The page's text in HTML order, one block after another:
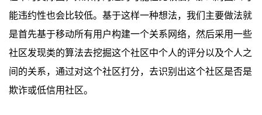
能违约性也会比较低。基于这样一种想法，我们主要做法就
是首先基于移动所有用户构建一个关系网络，然后采用一些
社区发现类的算法去挖掘这个社区中个人的评分以及个人之
间的关系，通过对这个社区打分，去识别出这个社区是否是
欺诈或低信用社区。